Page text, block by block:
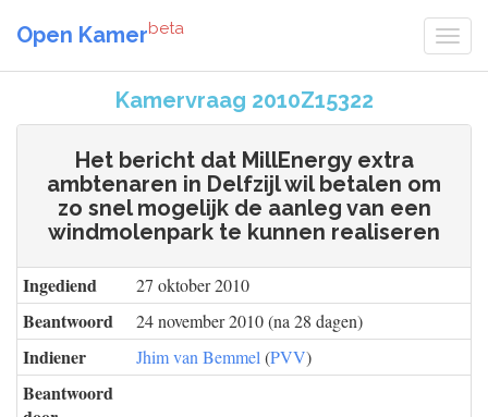
Open Kamerbeta
Kamervraag 2010Z15322
Het bericht dat MillEnergy extra
ambtenaren in Delfzijl wil betalen om
zo snel mogelijk de aanleg van een
windmolenpark te kunnen realiseren
Ingediend 27 oktober 2010
Beantwoord 24 november 2010 (na 28 dagen)
Indiener Jhim van Bemmel (PVV)
Beantwoord